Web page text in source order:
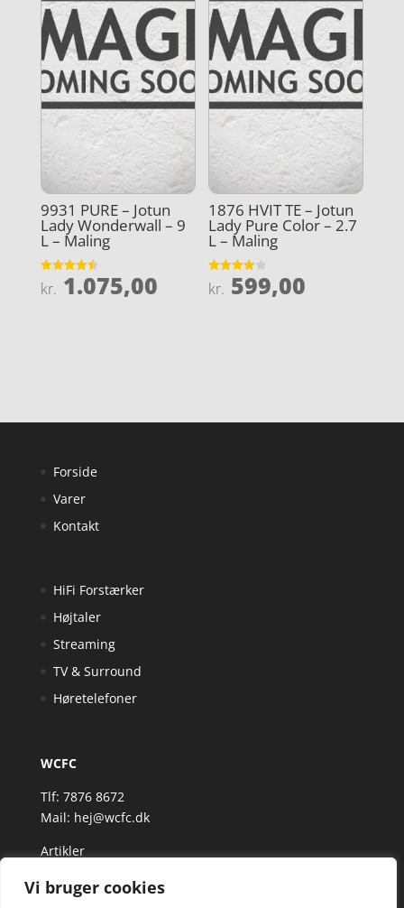
Vi bruger cookies
9931 PURE – Jotun
Lady Wonderwall – 9
L – Maling
Vurderet
4.5
kr. 1.075,00
1876 HVIT TE – Jotun
Lady Pure Color – 2.7
L – Maling
Vurderet
4
kr. 599,00
Forside
Varer
Kontakt
HiFi Forstærker
Højtaler
Streaming
TV & Surround
Høretelefoner
WCFC
Tlf: 7876 8672
Mail: hej@wcfc.dk
Artikler